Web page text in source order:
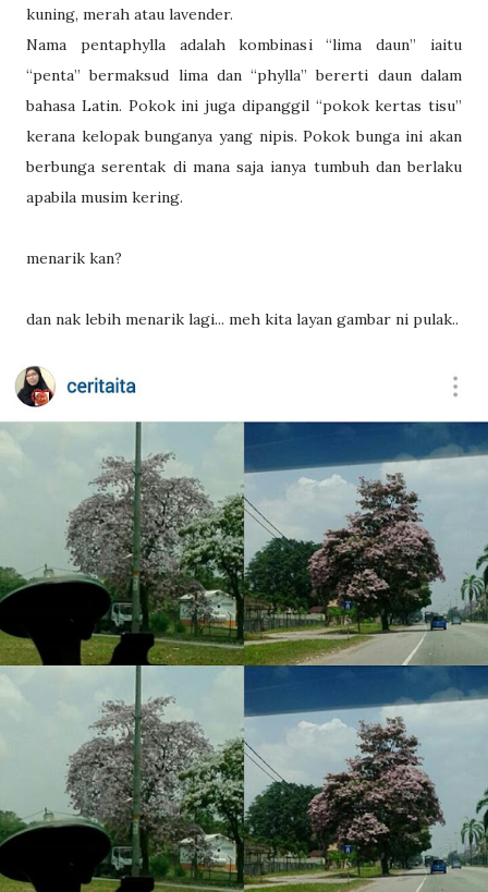
kuning, merah atau lavender.
Nama pentaphylla adalah kombinasi “lima daun” iaitu
“penta” bermaksud lima dan “phylla” bererti daun dalam
bahasa Latin. Pokok ini juga dipanggil “pokok kertas tisu”
kerana kelopak bunganya yang nipis. Pokok bunga ini akan
berbunga serentak di mana saja ianya tumbuh dan berlaku
apabila musim kering.
menarik kan?
dan nak lebih menarik lagi... meh kita layan gambar ni pulak..